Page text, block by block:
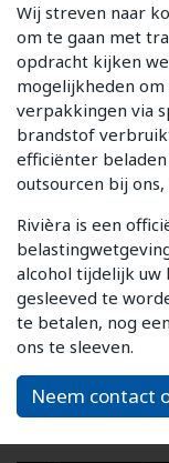
Wij streven naar
om te gaan met
opdracht kijken
mogelijkheden
verpakkingen via
brandstof
efficiënter
outsourcen bij
Rivièra is een
alcohol tijdelijk
gesleeved te
te betalen, nog
ons te sleeven.
Neem contact